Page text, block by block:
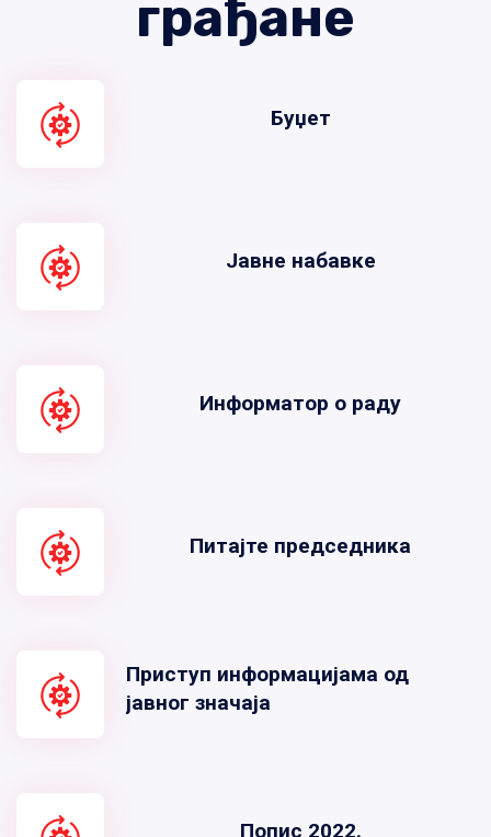
грађане
Буџет
Јавне набавке
Информатор о раду
Питајте председника
Приступ информацијама од
јавног значаја
Попис 2022.